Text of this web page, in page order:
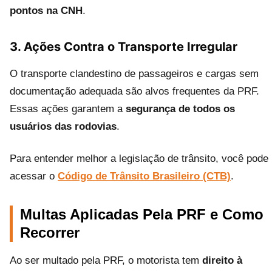
pontos na CNH .
3. Ações Contra o Transporte Irregular
O transporte clandestino de passageiros e cargas sem
documentação adequada são alvos frequentes da PRF.
Essas ações garantem a segurança de todos os
usuários das rodovias.
Para entender melhor a legislação de trânsito, você pode
acessar o Código de Trânsito Brasileiro (CTB).
Multas Aplicadas Pela PRF e Como
Recorrer
Ao ser multado pela PRF, o motorista tem direito à